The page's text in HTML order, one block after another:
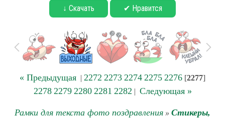
↓ Скачать ✔ Нравится
« Предыдущая | 2272 2273 2274 2275 2276 [2277]
2278 2279 2280 2281 2282 | Следующая »
Рамки для текста фото поздравления » Стикеры,